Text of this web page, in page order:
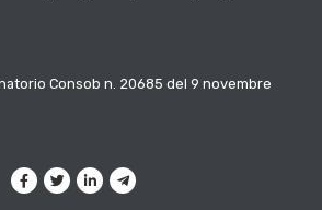
Consob n. 20685 del 9 novembre